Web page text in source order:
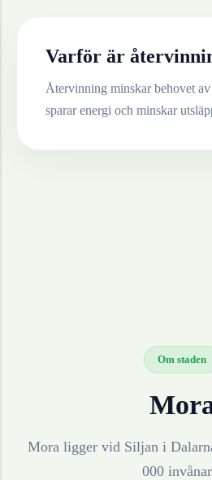
Varför är
Återvinning minskar behovet
sparar energi och minskar
Om staden
Mora ligger vid Siljan i
000